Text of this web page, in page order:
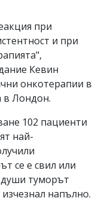
при
и при
Кевин
онкотерапии в
в Лондон.
102 пациенти
най-
се е свил или
души туморът
напълно.